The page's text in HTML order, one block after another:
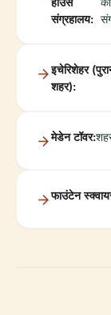
संग्रहालय:
इचेरिशेहर
शहर):
मेडेन टॉवर:
फाउंटेन